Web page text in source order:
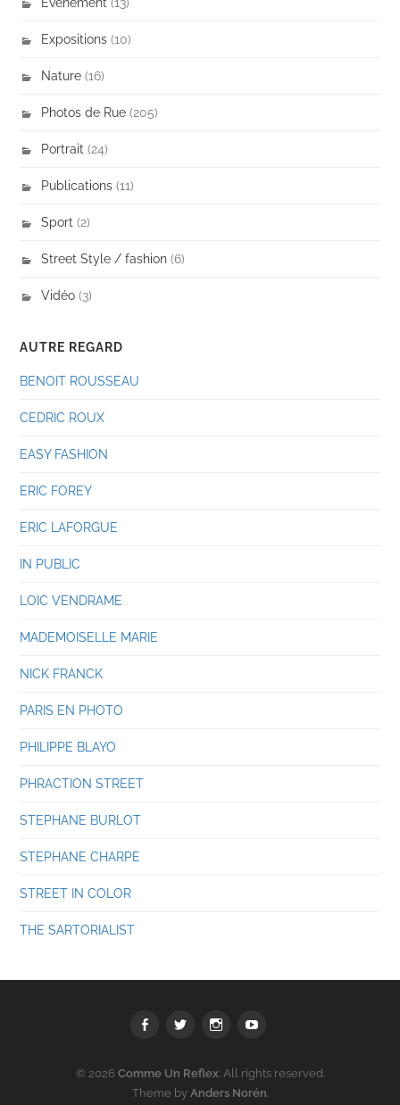
Expositions (10)
Nature (16)
Photos de Rue (205)
Portrait (24)
Publications (11)
Sport (2)
Street Style / fashion (6)
Vidéo (3)
AUTRE REGARD
BENOIT ROUSSEAU
CEDRIC ROUX
EASY FASHION
ERIC FOREY
ERIC LAFORGUE
IN PUBLIC
LOIC VENDRAME
MADEMOISELLE MARIE
NICK FRANCK
PARIS EN PHOTO
PHILIPPE BLAYO
PHRACTION STREET
STEPHANE BURLOT
STEPHANE CHARPE
STREET IN COLOR
THE SARTORIALIST
FacebookTwitter Instagramyoutube
© 2026 Comme Un Reflex. All rights reserved.
Theme by Anders Norén.